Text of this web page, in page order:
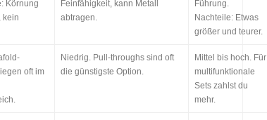
Körnung
kein
Feinfähigkeit, kann Metall
abtragen.
Führung.
Nachteile: Etwas
größer und teurer.
oft im
Niedrig. Pull-throughs sind oft
die günstigste Option.
Mittel bis hoch. Für
multifunktionale
Sets zahlst du
mehr.